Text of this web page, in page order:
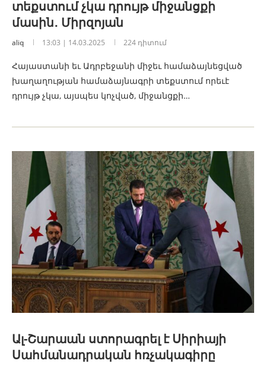
տեքստում չկա դրույթ միջանցքի
մասին․ Միրզոյան
aliq 13:03 | 14.03.2025 224 դիտում
Հայաստանի եւ Ադրբեջանի միջեւ համաձայնեցված
խաղաղության համաձայնագրի տեքստում որեւէ
դրույթ չկա, այսպես կոչված, միջանցքի…
Ալ-Շարաան ստորագրել է Սիրիայի
Սահմանադրական հռչակագիրը